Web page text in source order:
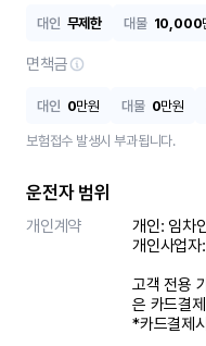
대인 무제한 대물 10,000
면책금
대인 0만원 대물 0만원
보험접수 발생시 부과됩니다.
운전자 범위
개인계약
개인: 임차
개인사업
고객 전용
은 카드결
*카드결제